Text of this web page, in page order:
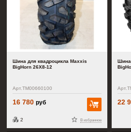
Шина для квадроцикла Maxxis
BigHorn 26X8-12
Арт.TM00660100
16 780руб
В избранное
2
В корзину
Шина
22